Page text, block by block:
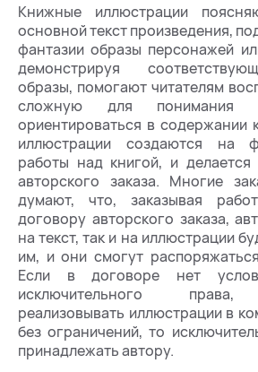
Книжные иллюстрации
основной текст произведения,
фантазии образы персонажей
демонстрируя
образы, помогают читателям
сложную для понимания
ориентироваться в содержании
иллюстрации создаются на
работы над книгой, и
авторского заказа. Многие
думают, что, заказывая
договору авторского заказа,
на текст, так и на иллюстрации
им, и они смогут
Если в договоре нет
исключительного права,
реализовывать иллюстрации в
без ограничений, то
принадлежать автору.